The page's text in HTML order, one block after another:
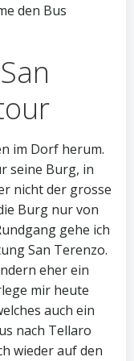
den Bus
im Dorf herum.
seine Burg, in
nicht der grosse
Burg nur von
gehe ich
San Terenzo.
eher ein
mir heute
auch ein
nach Tellaro
wieder auf den